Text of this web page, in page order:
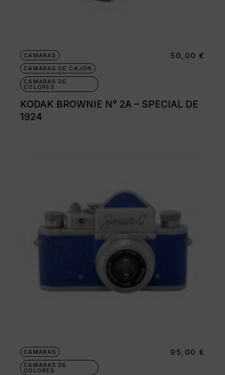
CÁMARAS
CÁMARAS DE CAJÓN
CÁMARAS DE
COLORES
KODAK BROWNIE N° 2A – SPECIAL DE
1924
50,00 €
CÁMARAS
CÁMARAS DE
COLORES
95,00 €